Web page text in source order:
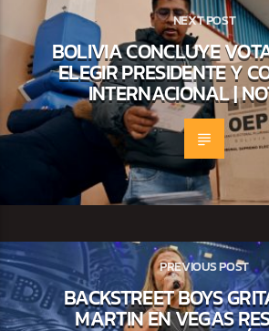
NEXT POST
BOLIVIA CONCLUYE
ELEGIR PRESIDENTE Y
INTERNACIONAL |
PREVIOUS POST
BACKSTREET BOYS
MARTIN EN VEGAS